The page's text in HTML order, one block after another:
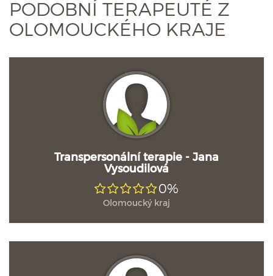
PODOBNÍ TERAPEUTÉ Z
OLOMOUCKÉHO KRAJE
Transpersonální terapie - Jana
Vysoudilová
0%
Olomoucký kraj